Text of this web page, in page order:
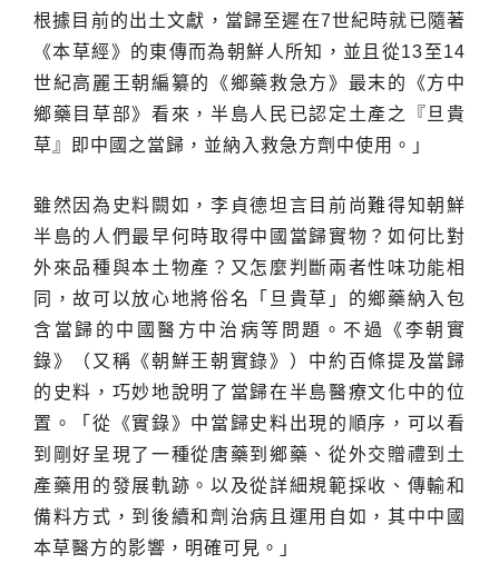
根據目前的出土文獻，當歸至遲在7世紀時就已隨著
《本草經》的東傳而為朝鮮人所知，並且從13至14
世紀高麗王朝編纂的《鄉藥救急方》最末的《方中
鄉藥目草部》看來，半島人民已認定土產之『旦貴
草』即中國之當歸，並納入救急方劑中使用。」
雖然因為史料闕如，李貞德坦言目前尚難得知朝鮮
半島的人們最早何時取得中國當歸實物？如何比對
外來品種與本土物產？又怎麼判斷兩者性味功能相
同，故可以放心地將俗名「旦貴草」的鄉藥納入包
含當歸的中國醫方中治病等問題。不過《李朝實
錄》（又稱《朝鮮王朝實錄》）中約百條提及當歸
的史料，巧妙地說明了當歸在半島醫療文化中的位
置。「從《實錄》中當歸史料出現的順序，可以看
到剛好呈現了一種從唐藥到鄉藥、從外交贈禮到土
產藥用的發展軌跡。以及從詳細規範採收、傳輸和
備料方式，到後續和劑治病且運用自如，其中中國
本草醫方的影響，明確可見。」